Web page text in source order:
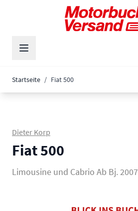
Zum Inhalt springen
Startseite / Fiat 500
Dieter Korp
Fiat 500
Limousine und Cabrio Ab Bj. 2007